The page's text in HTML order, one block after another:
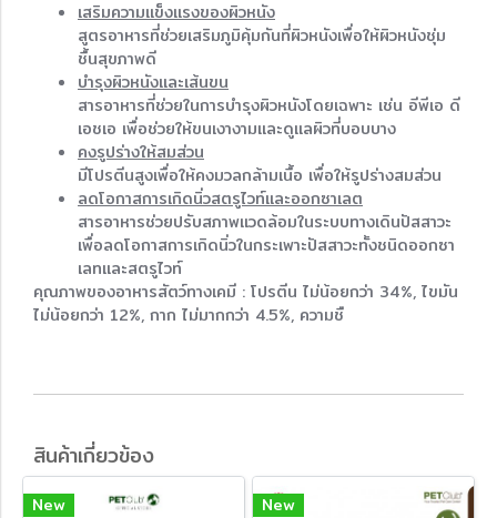
เสริมความแข็งแรงของผิวหนัง
สูตรอาหารที่ช่วยเสริมภูมิคุ้มกันที่ผิวหนังเพื่อให้ผิวหนังชุ่ม
ชื้นสุขภาพดี
บำรุงผิวหนังและเส้นขน
สารอาหารที่ช่วยในการบำรุงผิวหนังโดยเฉพาะ เช่น อีพีเอ ดี
เอชเอ เพื่อช่วยให้ขนเงางามและดูแลผิวที่บอบบาง
คงรูปร่างให้สมส่วน
มีโปรตีนสูงเพื่อให้คงมวลกล้ามเนื้อ เพื่อให้รูปร่างสมส่วน
ลดโอกาสการเกิดนิ่วสตรูไวท์และออกซาเลต
สารอาหารช่วยปรับสภาพแวดล้อมในระบบทางเดินปัสสาวะ
เพื่อลดโอกาสการเกิดนิ่วในกระเพาะปัสสาวะทั้งชนิดออกซา
เลทและสตรูไวท์
คุณภาพของอาหารสัตว์ทางเคมี : โปรตีน ไม่น้อยกว่า 34%, ไขมัน
ไม่น้อยกว่า 12%, กาก ไม่มากกว่า 4.5%, ความชื
สินค้าเกี่ยวข้อง
New New